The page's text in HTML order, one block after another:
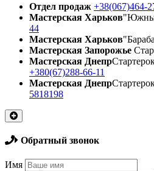
Отдел продаж +38(067)464-
Мастерская Харьков
44
Мастерская Харьков
Мастерская Запорожье
Мастерская Днепр
+380(67)288-66-11
Мастерская Днепр
5818198
Обратный звонок
Имя